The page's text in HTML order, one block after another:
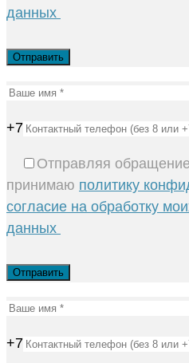
данных
+7
Отправляя
принимаю политику
согласие на обработку
данных
+7